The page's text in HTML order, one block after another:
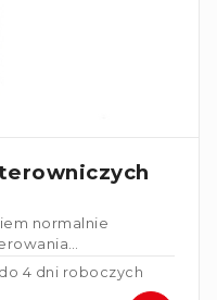
normalnie
lub do
w przypadku
do 4 dni roboczych